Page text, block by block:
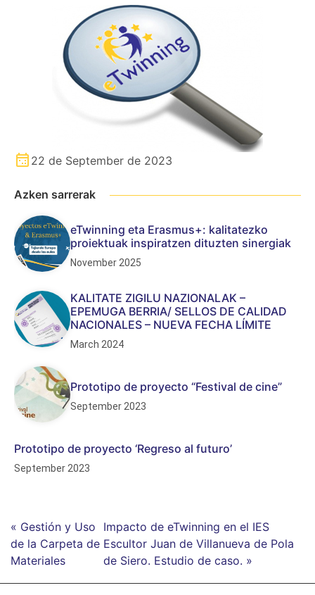
22 de September de 2023
Azken sarrerak
eTwinning eta Erasmus+: kalitatezko
proiektuak inspiratzen dituzten sinergiak
November 2025
KALITATE ZIGILU NAZIONALAK –
EPEMUGA BERRIA/ SELLOS DE CALIDAD
NACIONALES – NUEVA FECHA LÍMITE
March 2024
Prototipo de proyecto “Festival de cine”
September 2023
Prototipo de proyecto ‘Regreso al futuro’
September 2023
« Gestión y Uso
de la Carpeta de
Materiales
Impacto de eTwinning en el IES
Escultor Juan de Villanueva de Pola
de Siero. Estudio de caso. »